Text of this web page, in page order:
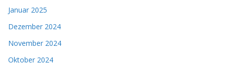
Januar 2025
Dezember 2024
November 2024
Oktober 2024